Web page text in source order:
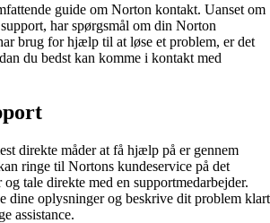
guide om Norton kontakt. Uanset om
har spørgsmål om din Norton
brug for hjælp til at løse et problem, er det
du bedst kan komme i kontakt med
direkte måder at få hjælp på er gennem
ringe til Nortons kundeservice på det
tale direkte med en supportmedarbejder.
dine oplysninger og beskrive dit problem klart
assistance.